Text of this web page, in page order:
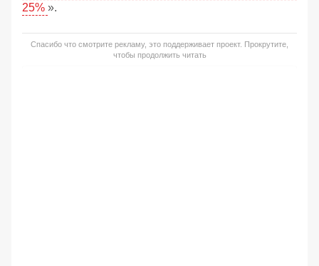
25% ».
Спасибо что смотрите рекламу, это поддерживает проект. Прокрутите,
чтобы продолжить читать